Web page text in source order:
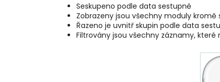
Seskupeno podle data sestupně
Zobrazeny jsou všechny moduly
Řazeno je uvnitř skupin podle data
Filtrovány jsou všechny záznamy,